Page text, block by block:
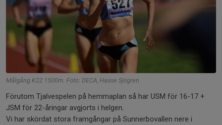
Målgång K22 1500m. Foto: DECA, Hasse Sjögren
Förutom Tjalvespelen på hemmaplan så har USM för 16-17 +
JSM för 22-åringar avgjorts i helgen.
Vi har skördat stora framgångar på Sunnerbovallen nere i